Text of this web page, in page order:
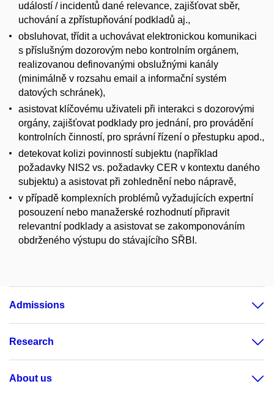
událostí / incidentů dané relevance, zajišťovat sběr,
uchování a zpřístupňování podkladů aj.,
obsluhovat, třídit a uchovávat elektronickou komunikaci
s příslušným dozorovým nebo kontrolním orgánem,
realizovanou definovanými obslužnými kanály
(minimálně v rozsahu email a informační systém
datových schránek),
asistovat klíčovému uživateli při interakci s dozorovými
orgány, zajišťovat podklady pro jednání, pro provádění
kontrolních činností, pro správní řízení o přestupku apod.,
detekovat kolizi povinností subjektu (například
požadavky NIS2 vs. požadavky CER v kontextu daného
subjektu) a asistovat při zohlednění nebo nápravě,
v případě komplexních problémů vyžadujících expertní
posouzení nebo manažerské rozhodnutí připravit
relevantní podklady a asistovat se zakomponováním
obdrženého výstupu do stávajícího SŘBI.
Admissions
Research
About us